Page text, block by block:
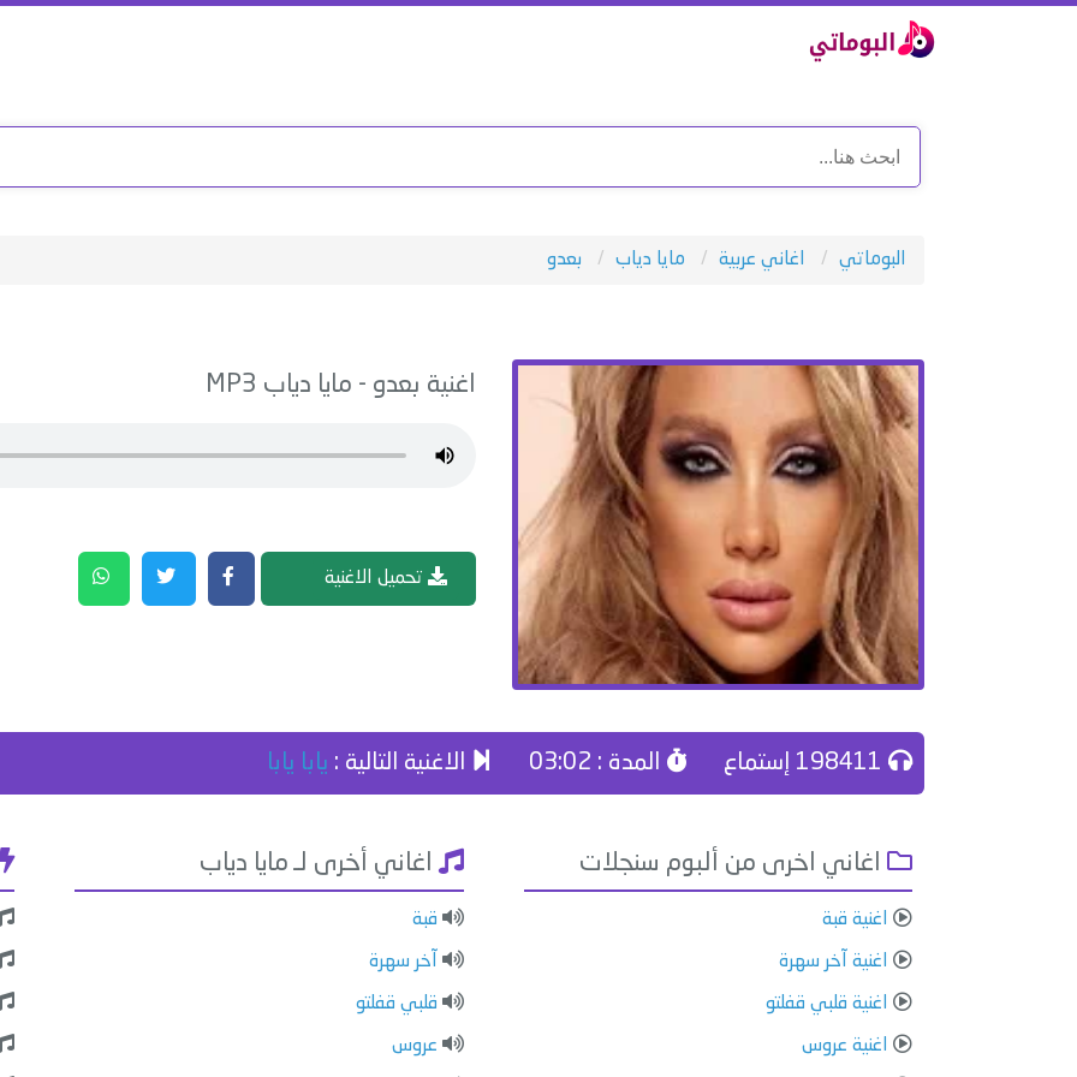
البوماتي اغاني عربية مايا دياب بعدو
اغنية بعدو - مايا دياب
تحميل الاغنية
المدة : 03:02 الاغنية التالية : يابا يابا
اغاني اخرى من ألبوم سنجلات
اغنية قبة
اغنية آخر سهرة
اغنية قلبي قفلتو
اغنية عروس
اغاني أخرى لـ مايا دياب
قبة
آخر سهرة
قلبي قفلتو
عروس